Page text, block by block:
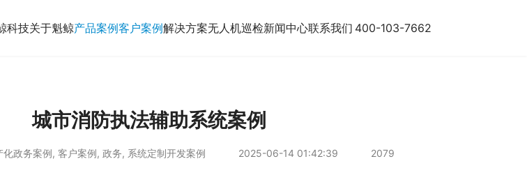
科技关于魁鲸产品案例客户案例解决方案无人机巡检新闻中心联系我们 400-103-7662
城市消防执法辅助系统案例
化政务案例, 客户案例, 政务, 系统定制开发案例 2025-06-14 01:42:39 2079